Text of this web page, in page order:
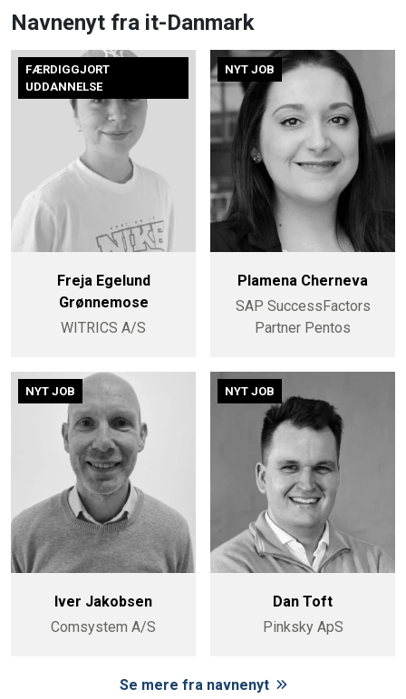
Navnenyt fra it-Danmark
FÆRDIGGJORT
UDDANNELSE
Freja Egelund
Grønnemose
WITRICS A/S
NYT JOB
Plamena Cherneva
SAP SuccessFactors
Partner Pentos
NYT JOB
Iver Jakobsen
Comsystem A/S
NYT JOB
Dan Toft
Pinksky ApS
Se mere fra navnenyt